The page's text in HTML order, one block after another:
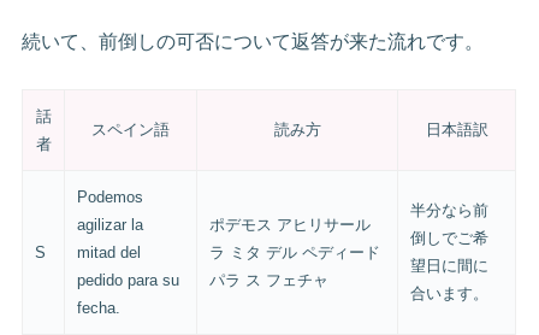
続いて、前倒しの可否について返答が来た流れです。
話
者
スペイン語 読み方 日本語訳
S
Podemos
agilizar la
mitad del
pedido para su
fecha.
ポデモス アヒリサール
ラ ミタ デル ペディード
パラ ス フェチャ
半分なら前
倒しでご希
望日に間に
合います。